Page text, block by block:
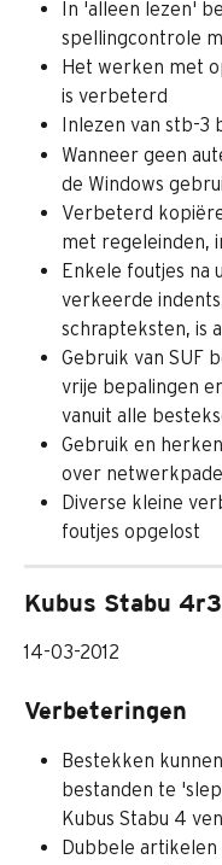
In 'alleen lezen'
spellingcontrole
Het werken met
is verbeterd
Inlezen van stb-3
Wanneer geen
de Windows
Verbeterd
met regeleinden,
Enkele foutjes na
verkeerde
schrapteksten, is
Gebruik van SUF
vrije bepalingen
vanuit alle
Gebruik en
over
Diverse kleine
foutjes opgelost
Kubus Stabu 4r3
14-03-2012
Verbeteringen
Bestekken
bestanden te
Kubus Stabu 4
Dubbele